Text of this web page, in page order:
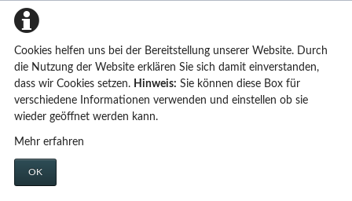
Cookies helfen uns bei der Bereitstellung unserer Website. Durch
die Nutzung der Website erklären Sie sich damit einverstanden,
dass wir Cookies setzen. Hinweis: Sie können diese Box für
verschiedene Informationen verwenden und einstellen ob sie
wieder geöffnet werden kann.
Mehr erfahren
OK